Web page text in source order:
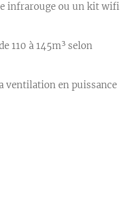
infrarouge ou un kit wifi
110 à 145m³ selon
ventilation en puissance